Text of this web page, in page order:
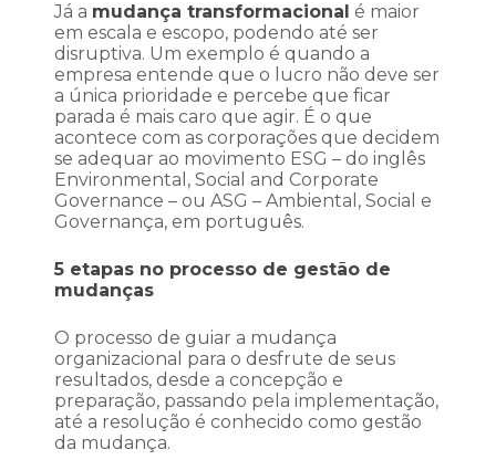
Já a mudança transformacional é maior
em escala e escopo, podendo até ser
disruptiva. Um exemplo é quando a
empresa entende que o lucro não deve ser
a única prioridade e percebe que ficar
parada é mais caro que agir. É o que
acontece com as corporações que decidem
se adequar ao movimento ESG – do inglês
Environmental, Social and Corporate
Governance – ou ASG – Ambiental, Social e
Governança, em português.
5 etapas no processo de gestão de
mudanças
O processo de guiar a mudança
organizacional para o desfrute de seus
resultados, desde a concepção e
preparação, passando pela implementação,
até a resolução é conhecido como gestão
da mudança.